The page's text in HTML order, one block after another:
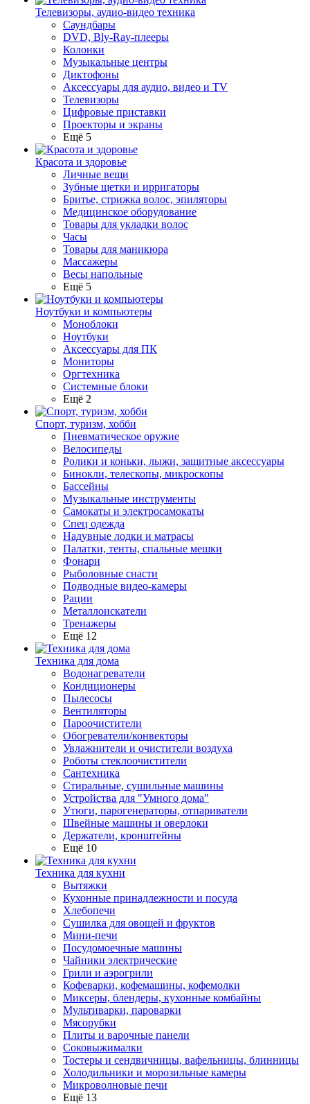
Телевизоры, аудио-видео техника
Саундбары
DVD, Bly-Ray-плееры
Колонки
Музыкальные центры
Диктофоны
Аксессуары для аудио, видео и TV
Телевизоры
Цифровые приставки
Проекторы и экраны
Ещё 5
Красота и здоровье
Личные вещи
Зубные щетки и ирригаторы
Бритье, стрижка волос, эпиляторы
Медицинское оборудование
Товары для укладки волос
Часы
Товары для маникюра
Массажеры
Весы напольные
Ещё 5
Ноутбуки и компьютеры
Моноблоки
Ноутбуки
Аксессуары для ПК
Мониторы
Оргтехника
Системные блоки
Ещё 2
Спорт, туризм, хобби
Пневматическое оружие
Велосипеды
Ролики и коньки, лыжи, защитные аксессуары
Бинокли, телескопы, микроскопы
Бассейны
Музыкальные инструменты
Самокаты и электросамокаты
Спец одежда
Надувные лодки и матрасы
Палатки, тенты, спальные мешки
Фонари
Рыболовные снасти
Подводные видео-камеры
Рации
Металлоискатели
Тренажеры
Ещё 12
Техника для дома
Водонагреватели
Кондиционеры
Пылесосы
Вентиляторы
Пароочистители
Обогреватели/конвекторы
Увлажнители и очистители воздуха
Роботы стеклоочистители
Сантехника
Стиральные, сушильные машины
Устройства для "Умного дома"
Утюги, парогенераторы, отпариватели
Швейные машины и оверлоки
Держатели, кронштейны
Ещё 10
Техника для кухни
Вытяжки
Кухонные принадлежности и посуда
Хлебопечи
Сушилка для овощей и фруктов
Мини-печи
Посудомоечные машины
Чайники электрические
Грили и аэрогрили
Кофеварки, кофемашины, кофемолки
Миксеры, блендеры, кухонные комбайны
Мультиварки, пароварки
Мясорубки
Плиты и варочные панели
Соковыжималки
Тостеры и сендвичницы, вафельницы, блинницы
Холодильники и морозильные камеры
Микроволновые печи
Ещё 13